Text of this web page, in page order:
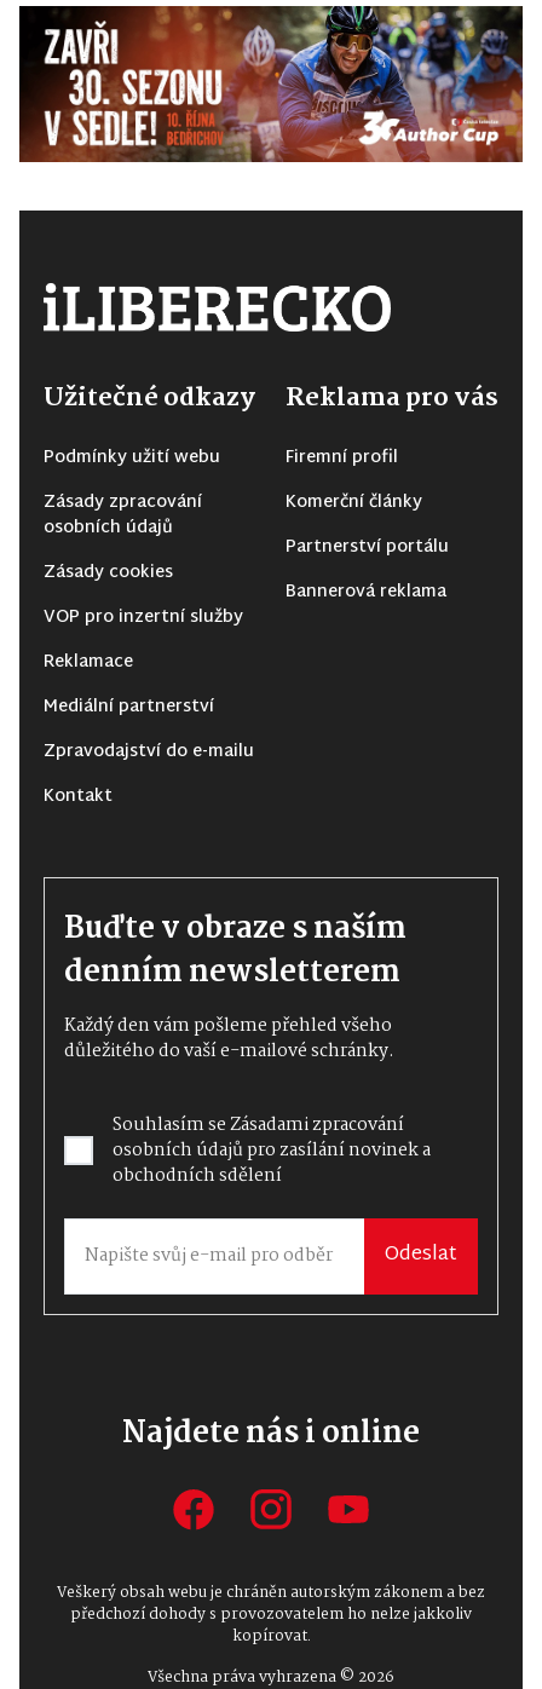
Užitečné odkazy
Podmínky užití webu
Zásady zpracování
osobních údajů
Zásady cookies
VOP pro inzertní služby
Reklamace
Mediální partnerství
Zpravodajství do e-mailu
Kontakt
Reklama pro vás
Firemní profil
Komerční články
Partnerství portálu
Bannerová reklama
Buďte v obraze s naším
denním newsletterem
Každý den vám pošleme přehled všeho
důležitého do vaší e-mailové schránky.
Souhlasím seZásadami zpracování
osobních údajůpro zasílání novinek a
obchodních sdělení
Odeslat
Najdete nás i online
Veškerý obsah webu je chráněn autorským zákonem a bez
předchozí dohody s provozovatelem ho nelze jakkoliv
kopírovat.
Všechna práva vyhrazena © 2026